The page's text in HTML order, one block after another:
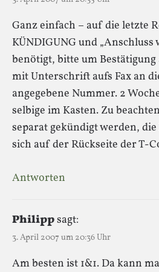
Ganz einfach – auf die letzte
KÜNDIGUNG und
benötigt, bitte um
mit Unterschrift aufs Fax an
angegebene Nummer. 2
selbige im Kasten. Zu
separat gekündigt werden,
sich auf der Rückseite der T-
Antworten
Philippsagt:
3. April 2007 um 20:36 Uhr
Am besten ist 1&1. Da kann